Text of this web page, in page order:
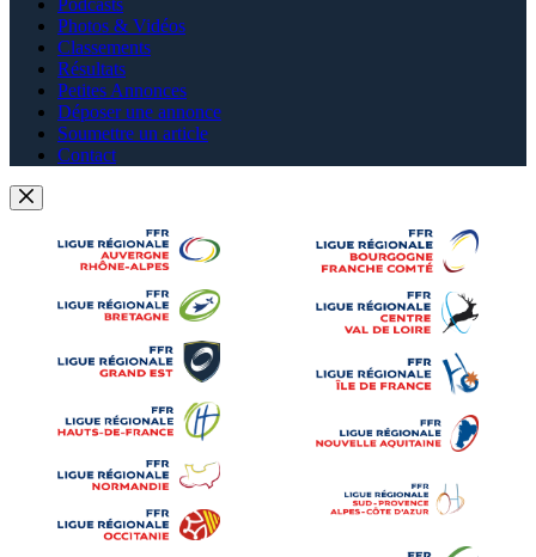
Podcasts
Photos & Vidéos
Classements
Résultats
Petites Annonces
Déposer une annonce
Soumettre un article
Contact